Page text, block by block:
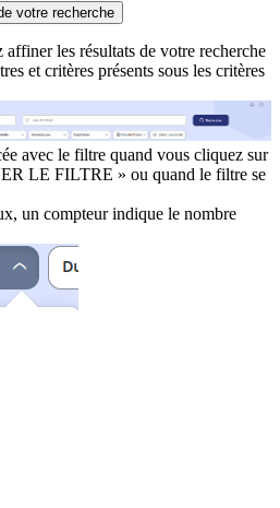
votre recherche
les résultats de votre recherche
et critères présents sous les critères
avec le filtre quand vous cliquez sur
LE FILTRE » ou quand le filtre se
un compteur indique le nombre